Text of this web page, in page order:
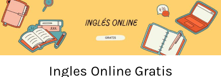
Skip
to
content
Ingles Online Gratis